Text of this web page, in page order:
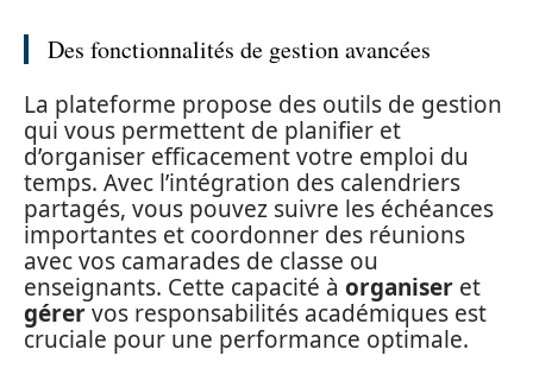
Des fonctionnalités de gestion avancées
La plateforme propose des outils de gestion
qui vous permettent de planifier et
d’organiser efficacement votre emploi du
temps. Avec l’intégration des calendriers
partagés, vous pouvez suivre les échéances
importantes et coordonner des réunions
avec vos camarades de classe ou
enseignants. Cette capacité à organiser et
gérervos responsabilités académiques est
cruciale pour une performance optimale.